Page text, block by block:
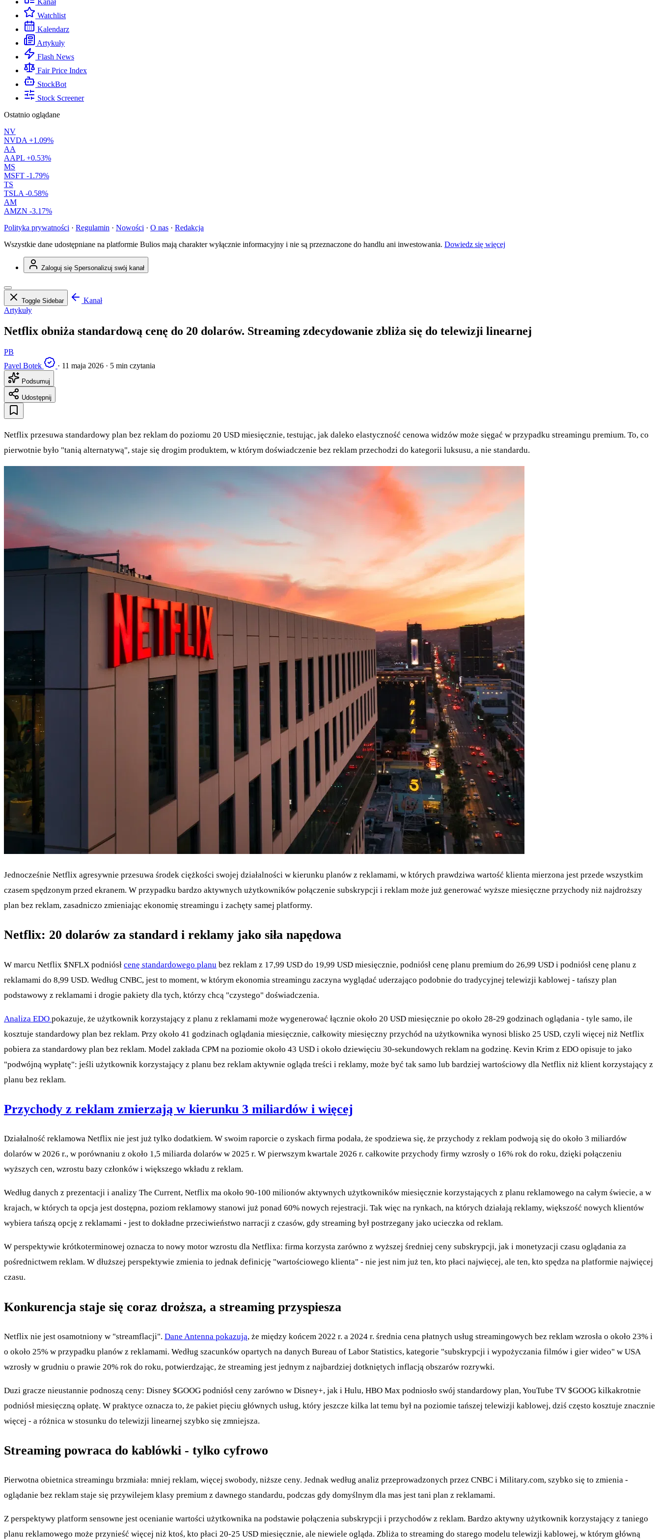
Kanał
Watchlist
Kalendarz
Artykuły
Flash News
Fair Price Index
StockBot
Stock Screener
Ostatnio oglądane
NV
NVDA +1.09%
AA
AAPL +0.53%
MS
MSFT -1.79%
TS
TSLA -0.58%
AM
AMZN -3.17%
Polityka prywatności · Regulamin · Nowości · O nas · Redakcja
Wszystkie dane udostępniane na platformie Bulios mają charakter wyłącznie informacyjny i nie są przeznaczone do handlu ani inwestowania. Dowiedz się więcej
Zaloguj się Spersonalizuj swój kanał
Toggle Sidebar
Kanał
Artykuły
Netflix obniża standardową cenę do 20 dolarów. Streaming zdecydowanie zbliża się do telewizji linearnej
PB
Pavel Botek
· 11 maja 2026 · 5 min czytania
Podsumuj
Udostępnij
Netflix przesuwa standardowy plan bez reklam do poziomu 20 USD miesięcznie, testując, jak daleko elastyczność cenowa widzów może sięgać w przypadku streamingu premium. To, co
pierwotnie było "tanią alternatywą", staje się drogim produktem, w którym doświadczenie bez reklam przechodzi do kategorii luksusu, a nie standardu.
Jednocześnie Netflix agresywnie przesuwa środek ciężkości swojej działalności w kierunku planów z reklamami, w których prawdziwa wartość klienta mierzona jest przede wszystkim
czasem spędzonym przed ekranem. W przypadku bardzo aktywnych użytkowników połączenie subskrypcji i reklam może już generować wyższe miesięczne przychody niż najdroższy
plan bez reklam, zasadniczo zmieniając ekonomię streamingu i zachęty samej platformy.
Netflix: 20 dolarów za standard i reklamy jako siła napędowa
W marcu Netflix $NFLX podniósł cenę standardowego planu bez reklam z 17,99 USD do 19,99 USD miesięcznie, podniósł cenę planu premium do 26,99 USD i podniósł cenę planu z
reklamami do 8,99 USD. Według CNBC, jest to moment, w którym ekonomia streamingu zaczyna wyglądać uderzająco podobnie do tradycyjnej telewizji kablowej - tańszy plan
podstawowy z reklamami i drogie pakiety dla tych, którzy chcą "czystego" doświadczenia.
Analiza EDO pokazuje, że użytkownik korzystający z planu z reklamami może wygenerować łącznie około 20 USD miesięcznie po około 28-29 godzinach oglądania - tyle samo, ile
kosztuje standardowy plan bez reklam. Przy około 41 godzinach oglądania miesięcznie, całkowity miesięczny przychód na użytkownika wynosi blisko 25 USD, czyli więcej niż Netflix
pobiera za standardowy plan bez reklam. Model zakłada CPM na poziomie około 43 USD i około dziewięciu 30-sekundowych reklam na godzinę. Kevin Krim z EDO opisuje to jako
"podwójną wypłatę": jeśli użytkownik korzystający z planu bez reklam aktywnie ogląda treści i reklamy, może być tak samo lub bardziej wartościowy dla Netflix niż klient korzystający z
planu bez reklam.
Przychody z reklam zmierzają w kierunku 3 miliardów i więcej
Działalność reklamowa Netflix nie jest już tylko dodatkiem. W swoim raporcie o zyskach firma podała, że spodziewa się, że przychody z reklam podwoją się do około 3 miliardów
dolarów w 2026 r., w porównaniu z około 1,5 miliarda dolarów w 2025 r. W pierwszym kwartale 2026 r. całkowite przychody firmy wzrosły o 16% rok do roku, dzięki połączeniu
wyższych cen, wzrostu bazy członków i większego wkładu z reklam.
Według danych z prezentacji i analizy The Current, Netflix ma około 90-100 milionów aktywnych użytkowników miesięcznie korzystających z planu reklamowego na całym świecie, a w
krajach, w których ta opcja jest dostępna, poziom reklamowy stanowi już ponad 60% nowych rejestracji. Tak więc na rynkach, na których działają reklamy, większość nowych klientów
wybiera tańszą opcję z reklamami - jest to dokładne przeciwieństwo narracji z czasów, gdy streaming był postrzegany jako ucieczka od reklam.
W perspektywie krótkoterminowej oznacza to nowy motor wzrostu dla Netflixa: firma korzysta zarówno z wyższej średniej ceny subskrypcji, jak i monetyzacji czasu oglądania za
pośrednictwem reklam. W dłuższej perspektywie zmienia to jednak definicję "wartościowego klienta" - nie jest nim już ten, kto płaci najwięcej, ale ten, kto spędza na platformie najwięcej
czasu.
Konkurencja staje się coraz droższa, a streaming przyspiesza
Netflix nie jest osamotniony w "streamflacji". Dane Antenna pokazują, że między końcem 2022 r. a 2024 r. średnia cena płatnych usług streamingowych bez reklam wzrosła o około 23% i
o około 25% w przypadku planów z reklamami. Według szacunków opartych na danych Bureau of Labor Statistics, kategorie "subskrypcji i wypożyczania filmów i gier wideo" w USA
wzrosły w grudniu o prawie 20% rok do roku, potwierdzając, że streaming jest jednym z najbardziej dotkniętych inflacją obszarów rozrywki.
Duzi gracze nieustannie podnoszą ceny: Disney $GOOG podniósł ceny zarówno w Disney+, jak i Hulu, HBO Max podniosło swój standardowy plan, YouTube TV $GOOG kilkakrotnie
podniósł miesięczną opłatę. W praktyce oznacza to, że pakiet pięciu głównych usług, który jeszcze kilka lat temu był na poziomie tańszej telewizji kablowej, dziś często kosztuje znacznie
więcej - a różnica w stosunku do telewizji linearnej szybko się zmniejsza.
Streaming powraca do kablówki - tylko cyfrowo
Pierwotna obietnica streamingu brzmiała: mniej reklam, więcej swobody, niższe ceny. Jednak według analiz przeprowadzonych przez CNBC i Military.com, szybko się to zmienia -
oglądanie bez reklam staje się przywilejem klasy premium z dawnego standardu, podczas gdy domyślnym dla mas jest tani plan z reklamami.
Z perspektywy platform sensowne jest ocenianie wartości użytkownika na podstawie połączenia subskrypcji i przychodów z reklam. Bardzo aktywny użytkownik korzystający z taniego
planu reklamowego może przynieść więcej niż ktoś, kto płaci 20-25 USD miesięcznie, ale niewiele ogląda. Zbliża to streaming do starego modelu telewizji kablowej, w którym główną